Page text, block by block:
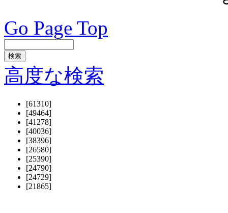
Go Page Top
高度な検索
[61310]
[49464]
[41278]
[40036]
[38396]
[26580]
[25390]
[24790]
[24729]
[21865]